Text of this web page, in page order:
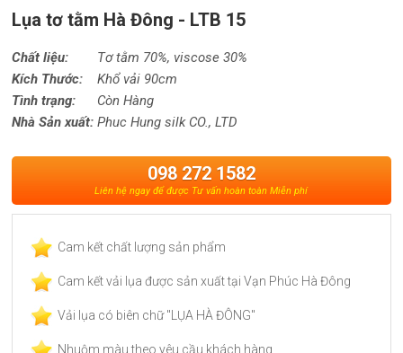
Lụa tơ tằm Hà Đông - LTB 15
Chất liệu: Tơ tằm 70%, viscose30%
Kích Thước: Khổ vải 90cm
Tình trạng: Còn Hàng
Nhà Sản xuất: Phuc Hung silk CO., LTD
098 272 1582
Liên hệ ngay để được Tư vấn hoàn toàn Miễn phí
Cam kết chất lượng sản phẩm
Cam kết vải lụa được sản xuất tại Vạn Phúc Hà Đông
Vải lụa có biên chữ "LỤA HÀ ĐÔNG"
Nhuộm màu theo yêu cầu khách hàng